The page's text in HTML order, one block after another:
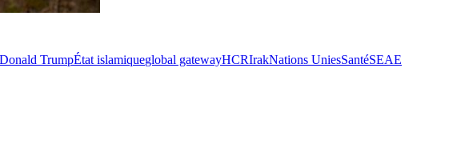
Donald TrumpÉtat islamiqueglobal gatewayHCRIrakNations UniesSantéSEAE